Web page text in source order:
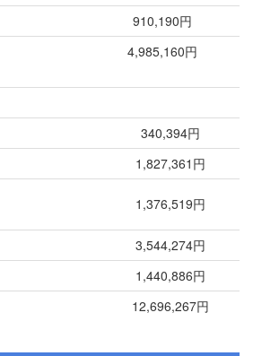
910,190円
4,985,160円
340,394円
1,827,361円
1,376,519円
3,544,274円
1,440,886円
12,696,267円